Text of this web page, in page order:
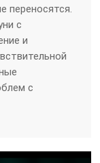
переносятся.
с
и
с